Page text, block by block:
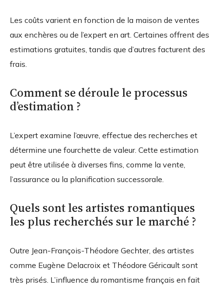
Les coûts varient en fonction de la maison de ventes
aux enchères ou de l’expert en art. Certaines offrent des
estimations gratuites, tandis que d’autres facturent des
frais.
Comment se déroule le processus
d’estimation ?
L’expert examine l’œuvre, effectue des recherches et
détermine une fourchette de valeur. Cette estimation
peut être utilisée à diverses fins, comme la vente,
l’assurance ou la planification successorale.
Quels sont les artistes romantiques
les plus recherchés sur le marché ?
Outre Jean-François-Théodore Gechter, des artistes
comme Eugène Delacroix et Théodore Géricault sont
très prisés. L’influence du romantisme français en fait